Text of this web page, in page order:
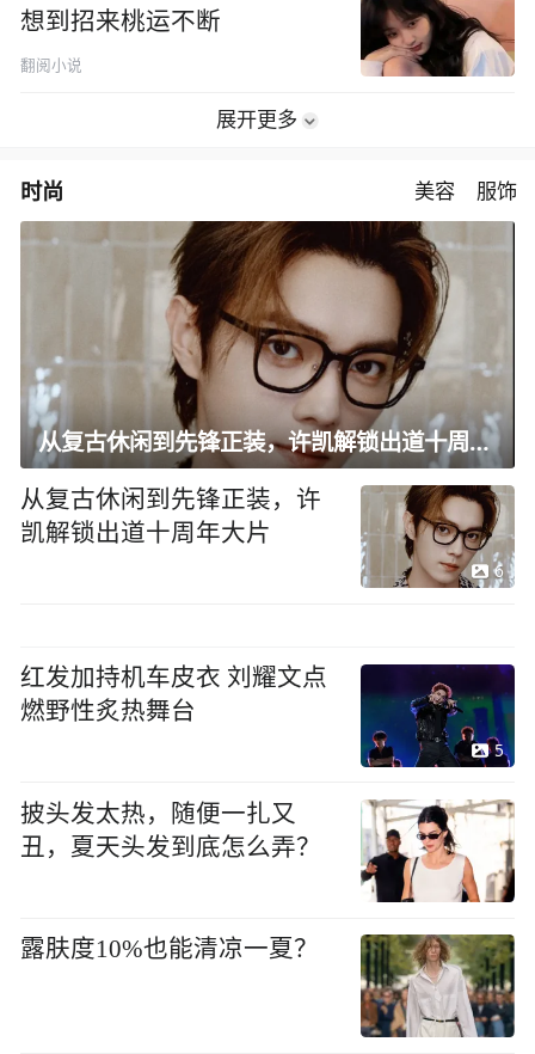
想到招来桃运不断
翻阅小说
展开更多
时尚 美容 服饰
从复古休闲到先锋正装，许凯解锁出道十周年大片
从复古休闲到先锋正装，许
凯解锁出道十周年大片
6
红发加持机车皮衣 刘耀文点
燃野性炙热舞台
5
披头发太热，随便一扎又
丑，夏天头发到底怎么弄？
露肤度10%也能清凉一夏？